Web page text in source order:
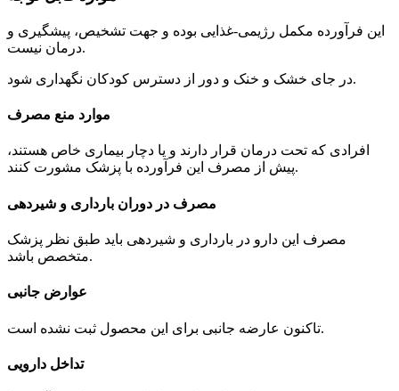
این فرآورده مکمل رژیمی-غذایی بوده و جهت تشخیص، پیشگیری و
درمان نیست.
در جای خشک و خنک و دور از دسترس کودکان نگهداری شود.
موارد منع مصرف
افرادی که تحت درمان قرار دارند و یا دچار بیماری خاص هستند،
پیش از مصرف این فرآورده با پزشک مشورت کنند.
مصرف در دوران بارداری و شیردهی
مصرف این دارو در بارداری و شیردهی باید طبق نظر پزشک
متخصص باشد.
عوارض جانبی
تاکنون عارضه جانبی برای این محصول ثبت نشده است.
تداخل دارویی